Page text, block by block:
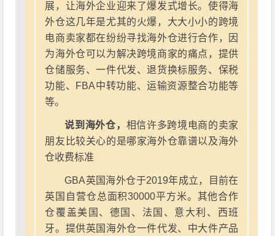
展，让海外企业迎来了爆发式增长。使得海
外仓这几年是尤其的火爆，大大小小的跨境
电商卖家都在纷纷寻找海外仓进行合作，因
为海外仓可以为解决跨境商家的痛点，提供
仓储服务、一件代发、退货换标服务、保税
功能、FBA中转功能、运输资源整合功能等
等。
说到海外仓， 相信许多跨境电商的卖家
朋友比较关心的是哪家海外仓靠谱以及海外
仓收费标准
GBA英国海外仓于2019年成立，目前在
英国自营仓总面积30000平方米。其他合作
仓覆盖美国、德国、法国、意大利、西班
牙。提供英国海外仓一件代发、中大件产品